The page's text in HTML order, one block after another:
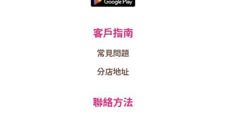
客戶指南
常見問題
分店地址
聯絡方法